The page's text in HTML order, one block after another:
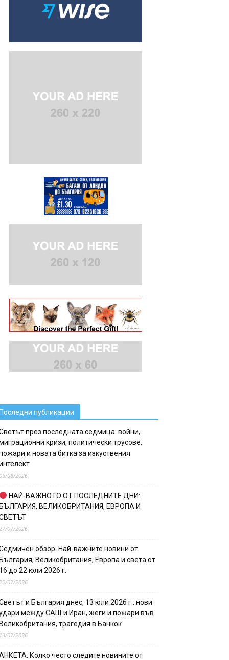
публикации
през последната седмица: войни,
кризи, политически трусове,
и новата битка за изкуствения
08/2026
НАЙ-ВАЖНОТО ОТ ПОСЛЕДНИТЕ ДНИ:
ВЕЛИКОБРИТАНИЯ, ЕВРОПА И
07/2026
обзор: Най-важните новини от
Великобритания, Европа и света от
до 22 юли 2026 г.
07/2026
и България днес, 13 юли 2026 г.: нови
между САЩ и Иран, жеги и пожари във
трагедия в Банкок
07/2026
Колко често следите новините от